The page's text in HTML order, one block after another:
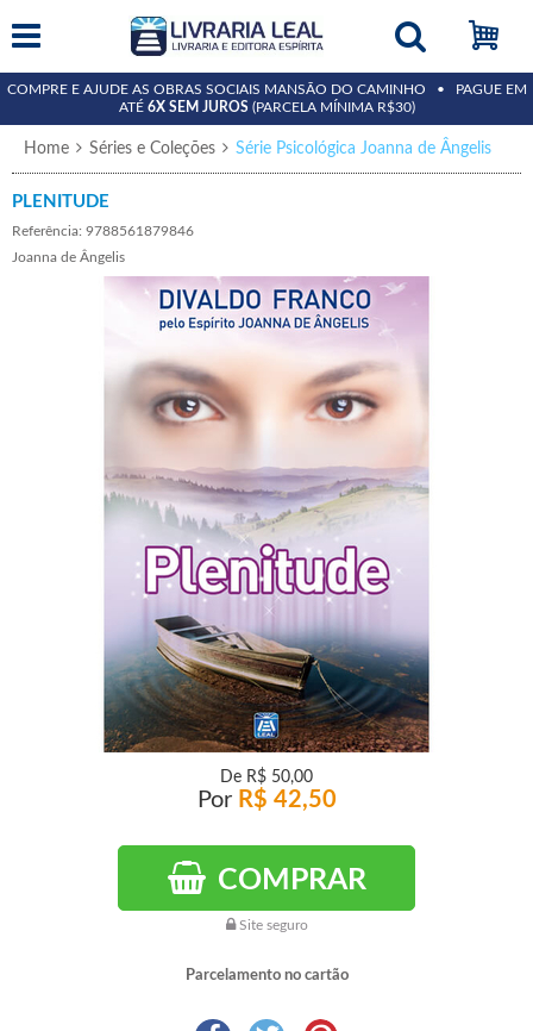
COMPRE E AJUDE AS OBRAS SOCIAIS MANSÃO DO CAMINHO • PAGUE EM
ATÉ 6X SEM JUROS (PARCELA MÍNIMA R$30)
Home Séries e Coleções Série Psicológica Joanna de Ângelis
PLENITUDE
Referência: 9788561879846
Joanna de Ângelis
De R$ 50,00
Por R$ 42,50
COMPRAR
Site seguro
Parcelamento no cartão